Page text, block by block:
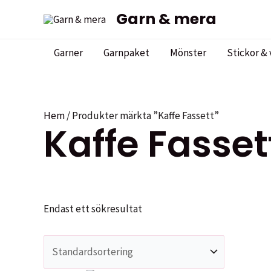
Garn & mera
Garner Garnpaket Mönster Stickor &
Hem/ Produkter märkta ”Kaffe Fassett”
Kaffe
Endast ett sökresultat